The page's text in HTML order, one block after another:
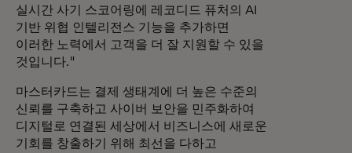
실시간 사기 스코어링에 레코디드 퓨처의 AI
기반 위협 인텔리전스 기능을 추가하면
이러한 노력에서 고객을 더 잘 지원할 수 있을
것입니다."
마스터카드는 결제 생태계에 더 높은 수준의
신뢰를 구축하고 사이버 보안을 민주화하여
디지털로 연결된 세상에서 비즈니스에 새로운
기회를 창출하기 위해 최선을 다하고